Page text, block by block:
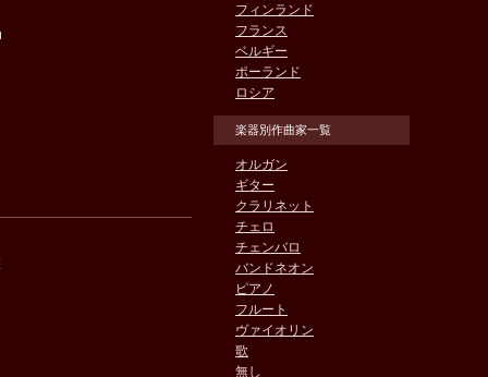
フィンランド
フランス
ベルギー
ポーランド
ロシア
楽器別作曲家一覧
オルガン
ギター
クラリネット
チェロ
チェンバロ
バンドネオン
ピアノ
フルート
ヴァイオリン
歌
無し